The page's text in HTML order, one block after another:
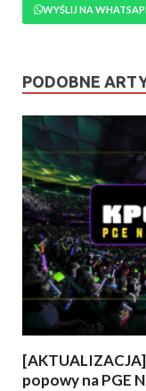
WYŚLIJ NA
PODOBNE
popowy na PGE